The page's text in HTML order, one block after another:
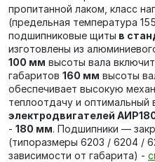
пропитанной лаком, класс
(предельная температура
подшипниковые щиты в
изготовлены из
100 мм высоты вала
габаритов 160 мм высоты
обеспечивает высокую
теплоотдачу и оптимальный
электродвигателей
- 180 мм. Подшипники —
(типоразмеры 6203 / 6204 /
зависимости от габарита) -